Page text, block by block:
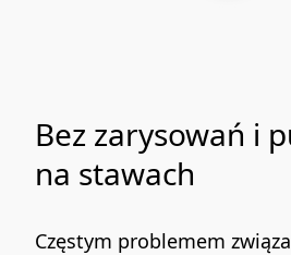
Bez zarysowań i
na stawach
Częstym problemem